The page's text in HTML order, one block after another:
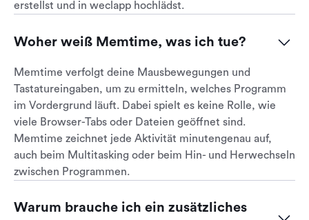
erstellst und in weclapp hochlädst.
Woher weiß Memtime, was ich tue?
Memtime verfolgt deine Mausbewegungen und
Tastatureingaben, um zu ermitteln, welches Programm
im Vordergrund läuft. Dabei spielt es keine Rolle, wie
viele Browser-Tabs oder Dateien geöffnet sind.
Memtime zeichnet jede Aktivität minutengenau auf,
auch beim Multitasking oder beim Hin- und Herwechseln
zwischen Programmen.
Warum brauche ich ein zusätzliches